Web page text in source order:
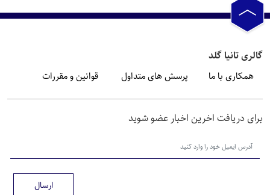
گالری تانیا گلد
همکاری با ما پرسش های متداول قوانین و مقررات
برای دریافت اخرین اخبار عضو شوید
ارسال